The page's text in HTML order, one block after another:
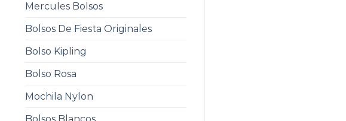
Mercules Bolsos
Bolsos De Fiesta Originales
Bolso Kipling
Bolso Rosa
Mochila Nylon